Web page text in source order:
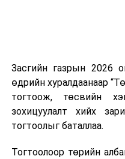
Шинэ хууль Францын
дуудлагын төвүүдэд
Мароккогийн
хувь Францын зах
40–50 мянган ажлын
Засгийн газрын 2026
өдрийн хуралдаанаар
тогтоож, төсвийн
зохицуулалт хийх
тогтоолыг баталлаа.
Тогтоолоор төрийн